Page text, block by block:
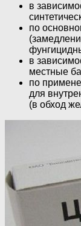
в
по
в
местные
по
для
(в обход